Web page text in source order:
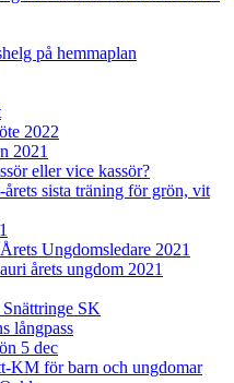
på hemmaplan
2022
2021
eller vice kassör?
årets sista träning för grön, vit
Ungdomsledare 2021
årets ungdom 2021
SK
långpass
5 dec
KM för barn och ungdomar